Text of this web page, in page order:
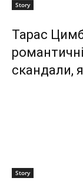
Story
Тарас
скандали,
Story